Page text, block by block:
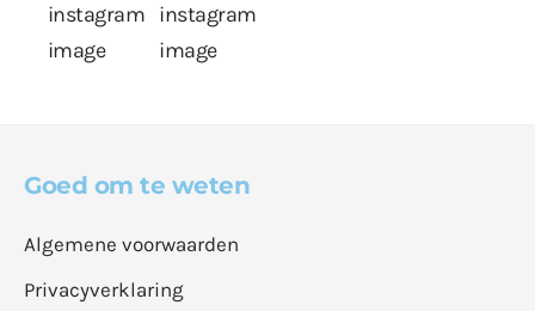
Goed om te weten
Algemene voorwaarden
Privacyverklaring